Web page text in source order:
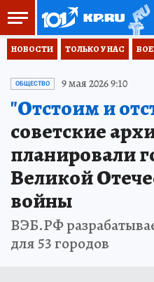
НОВОСТИ ТОЛЬКО У НАС
ОБЩЕСТВО 9 мая 2026 9:10
"Отстоим и
советские
планировали
Великой
войны
ВЭБ.РФ
для 53 городов